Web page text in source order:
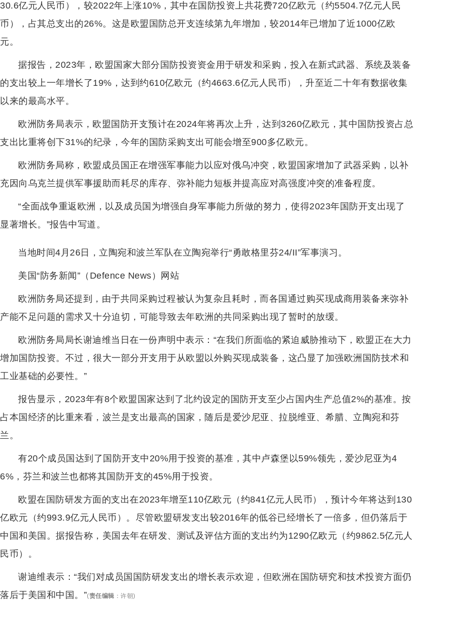
30.6亿元人民币），较2022年上涨10%，其中在国防投资上共花费720亿欧元（约5504.7亿元人民
币），占其总支出的26%。这是欧盟国防总开支连续第九年增加，较2014年已增加了近1000亿欧
元。
据报告，2023年，欧盟国家大部分国防投资资金用于研发和采购，投入在新式武器、系统及装备
的支出较上一年增长了19%，达到约610亿欧元（约4663.6亿元人民币），升至近二十年有数据收集
以来的最高水平。
欧洲防务局表示，欧盟国防开支预计在2024年将再次上升，达到3260亿欧元，其中国防投资占总
支出比重将创下31%的纪录，今年的国防采购支出可能会增至900多亿欧元。
欧洲防务局称，欧盟成员国正在增强军事能力以应对俄乌冲突，欧盟国家增加了武器采购，以补
充因向乌克兰提供军事援助而耗尽的库存、弥补能力短板并提高应对高强度冲突的准备程度。
“全面战争重返欧洲，以及成员国为增强自身军事能力所做的努力，使得2023年国防开支出现了
显著增长。”报告中写道。
当地时间4月26日，立陶宛和波兰军队在立陶宛举行“勇敢格里芬24/II”军事演习。
美国“防务新闻”（Defence News）网站
欧洲防务局还提到，由于共同采购过程被认为复杂且耗时，而各国通过购买现成商用装备来弥补
产能不足问题的需求又十分迫切，可能导致去年欧洲的共同采购出现了暂时的放缓。
欧洲防务局局长谢迪维当日在一份声明中表示：“在我们所面临的紧迫威胁推动下，欧盟正在大力
增加国防投资。不过，很大一部分开支用于从欧盟以外购买现成装备，这凸显了加强欧洲国防技术和
工业基础的必要性。”
报告显示，2023年有8个欧盟国家达到了北约设定的国防开支至少占国内生产总值2%的基准。按
占本国经济的比重来看，波兰是支出最高的国家，随后是爱沙尼亚、拉脱维亚、希腊、立陶宛和芬
兰。
有20个成员国达到了国防开支中20%用于投资的基准，其中卢森堡以59%领先，爱沙尼亚为4
6%，芬兰和波兰也都将其国防开支的45%用于投资。
欧盟在国防研发方面的支出在2023年增至110亿欧元（约841亿元人民币），预计今年将达到130
亿欧元（约993.9亿元人民币）。尽管欧盟研发支出较2016年的低谷已经增长了一倍多，但仍落后于
中国和美国。据报告称，美国去年在研发、测试及评估方面的支出约为1290亿欧元（约9862.5亿元人
民币）。
谢迪维表示：“我们对成员国国防研发支出的增长表示欢迎，但欧洲在国防研究和技术投资方面仍
落后于美国和中国。”(责任编辑 ： 许朝)